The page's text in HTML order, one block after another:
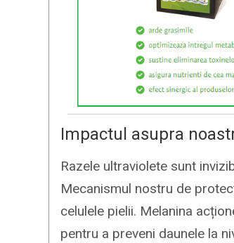
Impactul asupra
Razele ultraviolete sunt
Mecanismul nostru de
celulele pielii. Melanina
pentru a preveni daunele la